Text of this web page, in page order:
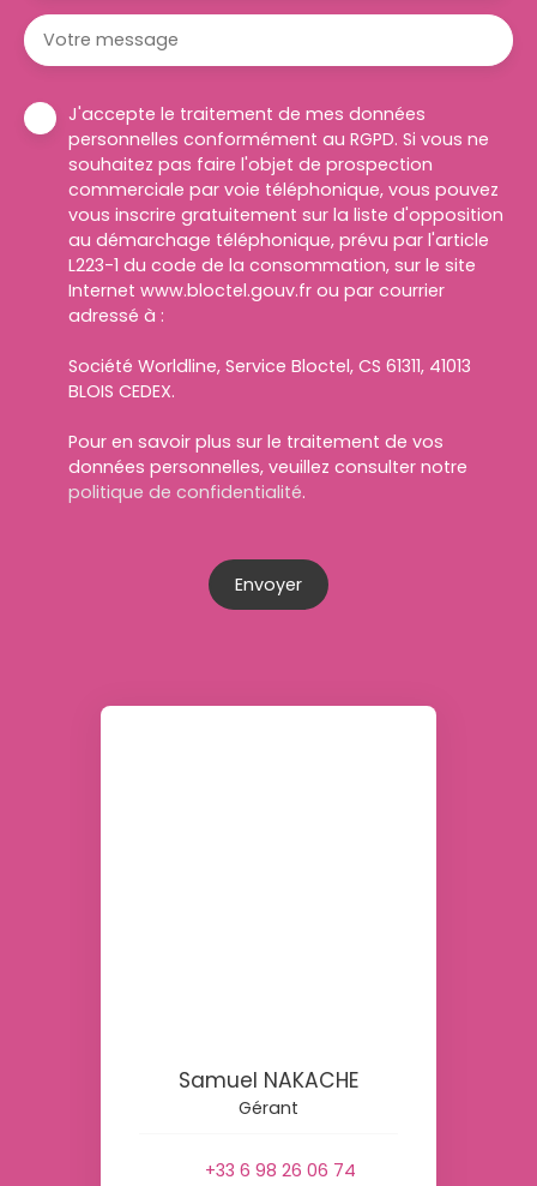
Votre message
J'accepte le traitement de mes données
personnelles conformément au RGPD. Si vous ne
souhaitez pas faire l'objet de prospection
commerciale par voie téléphonique, vous pouvez
vous inscrire gratuitement sur la liste d'opposition
au démarchage téléphonique, prévu par l'article
L223-1 du code de la consommation, sur le site
Internet www.bloctel.gouv.fr ou par courrier
adressé à :
Société Worldline, Service Bloctel, CS 61311, 41013
BLOIS CEDEX.
Pour en savoir plus sur le traitement de vos
données personnelles, veuillez consulter notre
politique de confidentialité.
Envoyer
Samuel NAKACHE
Gérant
+33 6 98 26 06 74